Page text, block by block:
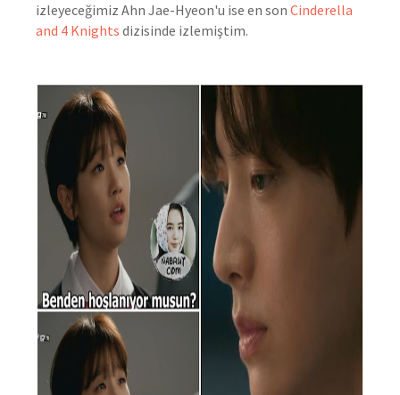
izleyeceğimiz Ahn Jae-Hyeon'u ise en son Cinderella
and 4 Knights dizisinde izlemiştim.